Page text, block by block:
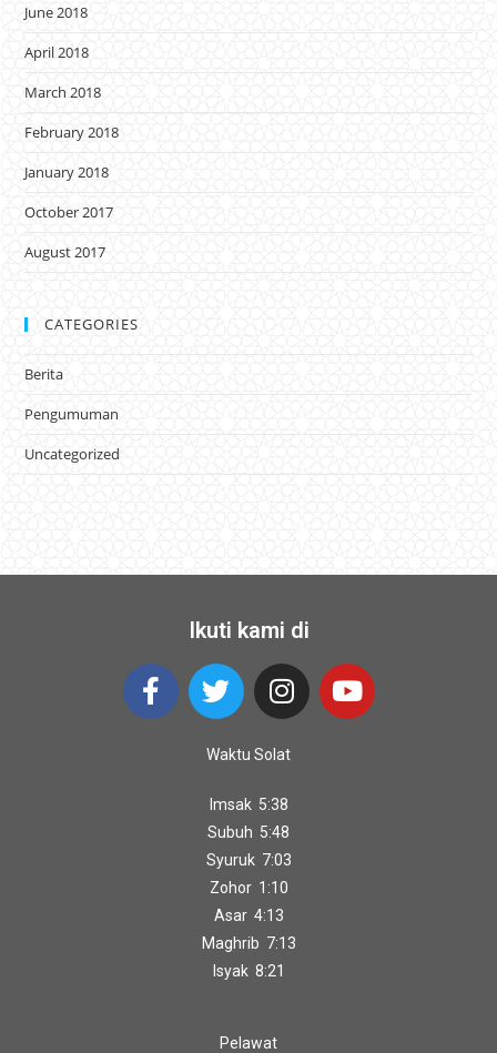
June 2018
April 2018
March 2018
February 2018
January 2018
October 2017
August 2017
CATEGORIES
Berita
Pengumuman
Uncategorized
Ikuti kami di
Waktu Solat
Imsak 5:38
Subuh 5:48
Syuruk 7:03
Zohor 1:10
Asar 4:13
Maghrib 7:13
Isyak 8:21
Pelawat